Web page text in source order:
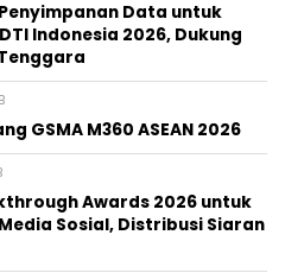
Data untuk
Indonesia 2026, Dukung
GSMA M360 ASEAN 2026
Awards 2026 untuk
Sosial, Distribusi Siaran